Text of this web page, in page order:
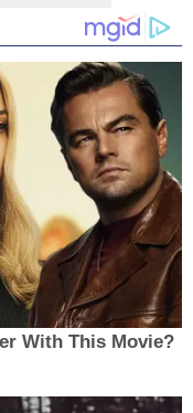
With This Movie?